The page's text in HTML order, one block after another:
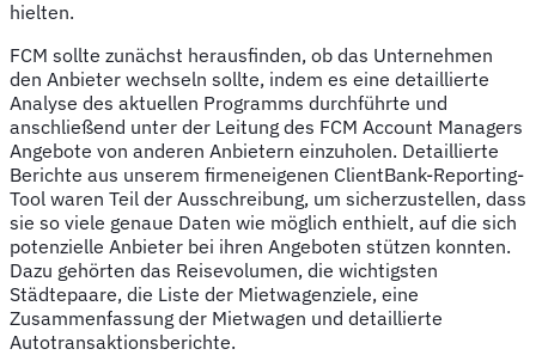
hielten.
FCM sollte zunächst herausfinden, ob das Unternehmen
den Anbieter wechseln sollte, indem es eine detaillierte
Analyse des aktuellen Programms durchführte und
anschließend unter der Leitung des FCM Account Managers
Angebote von anderen Anbietern einzuholen. Detaillierte
Berichte aus unserem firmeneigenen ClientBank-Reporting-
Tool waren Teil der Ausschreibung, um sicherzustellen, dass
sie so viele genaue Daten wie möglich enthielt, auf die sich
potenzielle Anbieter bei ihren Angeboten stützen konnten.
Dazu gehörten das Reisevolumen, die wichtigsten
Städtepaare, die Liste der Mietwagenziele, eine
Zusammenfassung der Mietwagen und detaillierte
Autotransaktionsberichte.